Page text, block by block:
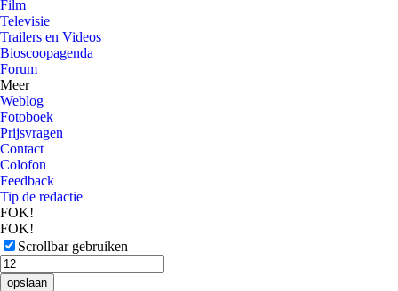
Film
Televisie
Trailers en Videos
Bioscoopagenda
Forum
Meer
Weblog
Fotoboek
Prijsvragen
Contact
Colofon
Feedback
Tip de redactie
FOK!
FOK!
Scrollbar gebruiken
opslaan